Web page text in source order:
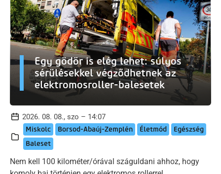
Egy gödör is elég lehet: súlyos
sérülésekkel végződhetnek az
elektromosroller-balesetek
2026. 08. 08., szo – 14:07
Miskolc Borsod-Abaúj-Zemplén Életmód
Egészség
Baleset
Nem kell 100 kilométer/órával száguldani ahhoz, hogy